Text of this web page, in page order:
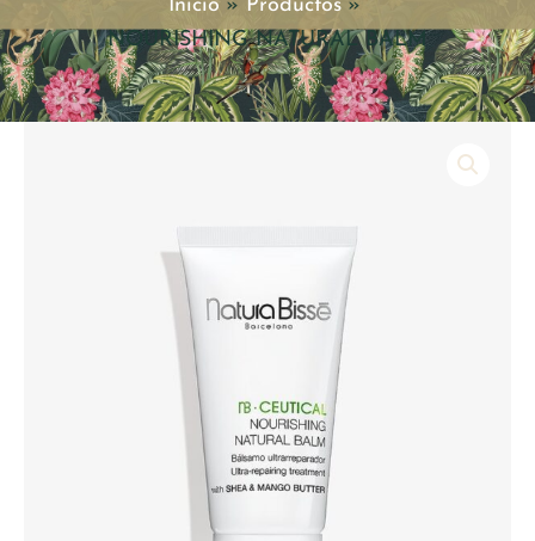
Inicio
Productos
NOURISHING NATURAL BALM